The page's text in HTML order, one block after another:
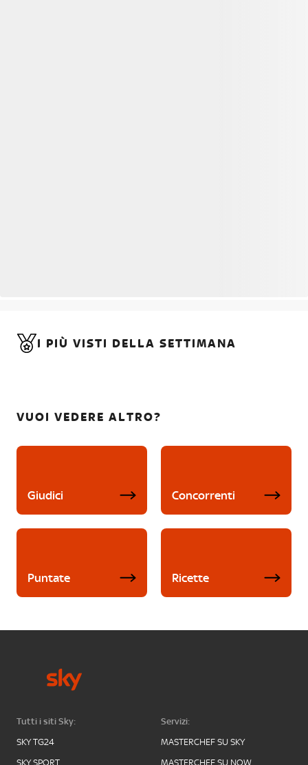
I PIÙ VISTI DELLA SETTIMANA
VUOI VEDERE ALTRO?
Giudici Concorrenti
Puntate Ricette
Tutti i siti Sky:
SKY TG24
SKY SPORT
Servizi:
MASTERCHEF SU SKY
MASTERCHEF SU NOW